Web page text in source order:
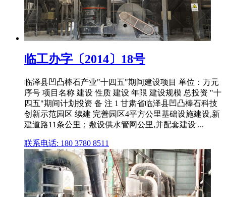
临工办字〔2014〕18号
临泽县凹凸棒石产业"十四五"期间建设项目 单位：万元
序号 项目名称 建设 性质 建设 年限 建设规模 总投资 "十
四五"期间计划投资 备 注 1 甘肃省临泽县凹凸棒石科技
创新示范园区 续建 完善园区4平方公里基础设施建设,新
建道路11条公里；敷设供水管网公里,并配套建设 ...
联系电话: 180 3780 8511